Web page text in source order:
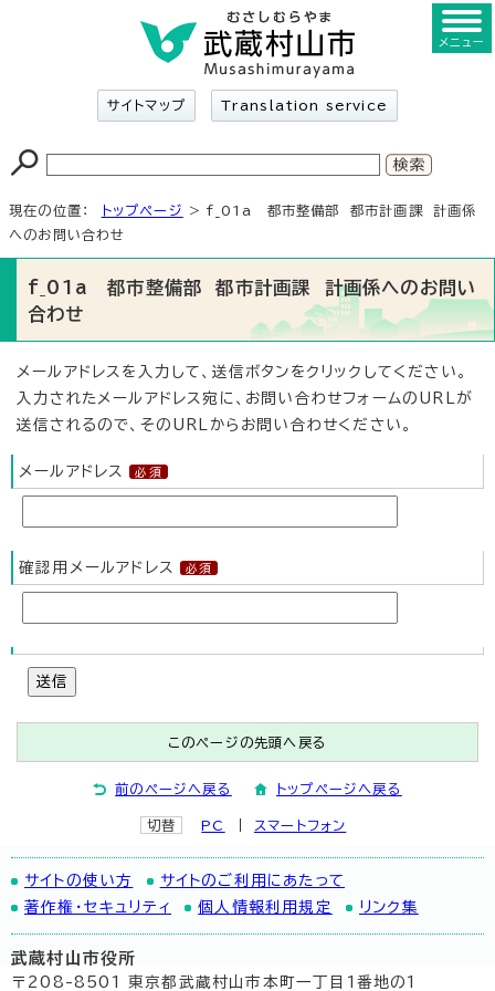
サイトマップ Translation service
メニュー
現在の位置： トップページ
> f_01a 都市整備部 都市計画課 計画係
へのお問い合わせ
f_01a 都市整備部 都市計画課 計画係へのお問い
合わせ
メールアドレスを入力して、送信ボタンをクリックしてください。
入力されたメールアドレス宛に、お問い合わせフォームのURLが
送信されるので、そのURLからお問い合わせください。
メールアドレス
確認用メールアドレス
送信
このページの先頭へ戻る
前のページへ戻る トップページへ戻る
切替 PC スマートフォン
サイトの使い方
サイトのご利用にあたって
著作権・セキュリティ
個人情報利用規定 リンク集
武蔵村山市役所
〒208-8501 東京都武蔵村山市本町一丁目1番地の1